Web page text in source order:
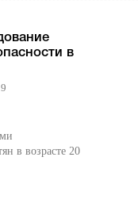
в
в возрасте 20